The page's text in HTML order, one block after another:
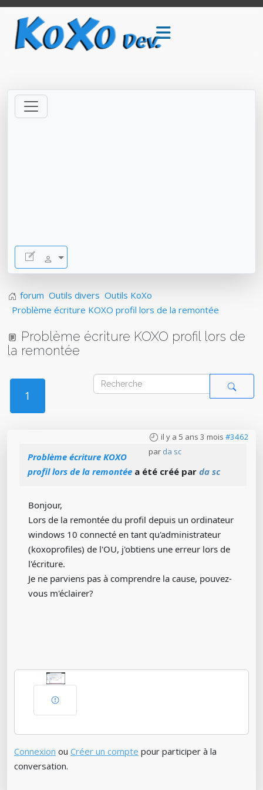
forum Outils divers Outils KoXo
Problème écriture KOXO profil lors de la remontée
Problème écriture KOXO profil lors de
la remontée
1
il y a 5 ans 3 mois #3462
par da sc
Problème écriture KOXO
profil lors de la remontée a été créé par da sc
Bonjour,
Lors de la remontée du profil depuis un ordinateur
windows 10 connecté en tant qu'administrateur
(koxoprofiles) de l'OU, j'obtiens une erreur lors de
l'écriture.
Je ne parviens pas à comprendre la cause, pouvez-
vous m'éclairer?
Connexion ou Créer un compte pour participer à la
conversation.